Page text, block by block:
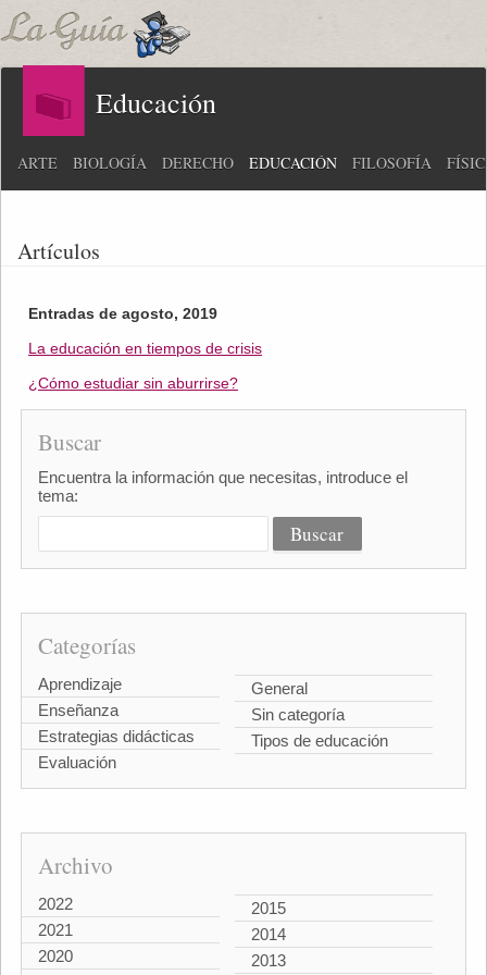
Educación
ARTE BIOLOGÍA DERECHO EDUCACIÓN FILOSOFÍA
Artículos
Entradas de agosto, 2019
La educación en tiempos de crisis
¿Cómo estudiar sin aburrirse?
Buscar
Encuentra la información que necesitas, introduce el
tema:
Categorías
Aprendizaje
Enseñanza
Estrategias didácticas
Evaluación
General
Sin categoría
Tipos de educación
Archivo
2022
2021
2020
2015
2014
2013